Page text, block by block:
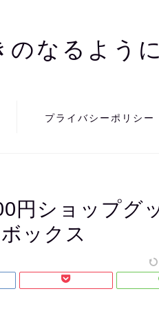
のなるよう
プライバシーポリシー
円ショップグ
ックス